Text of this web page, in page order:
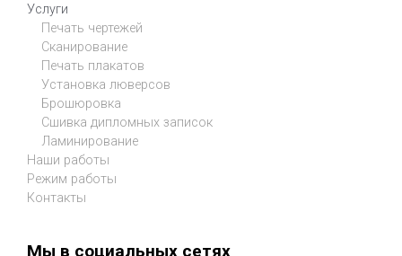
Услуги
Печать чертежей
Сканирование
Печать плакатов
Установка люверсов
Брошюровка
Сшивка дипломных записок
Ламинирование
Наши работы
Режим работы
Контакты
Мы в социальных сетях